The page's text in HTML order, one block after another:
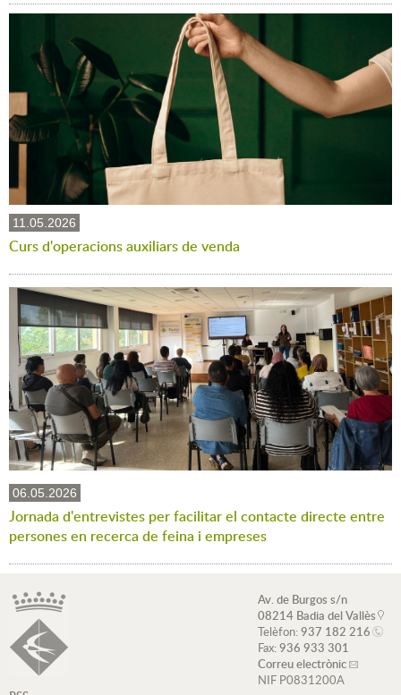
11.05.2026
Curs d'operacions auxiliars de venda
06.05.2026
Jornada d'entrevistes per facilitar el contacte directe entre
persones en recerca de feina i empreses
Av. de Burgos s/n
08214 Badia del Vallès
Telèfon:937 182 216
Fax:936 933 301
Correu electrònic
NIF P0831200A